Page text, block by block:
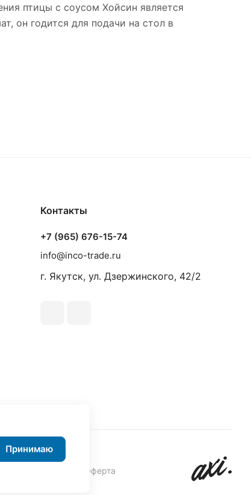
птицы с соусом Хойсин является
он годится для подачи на стол в
Контакты
+7 (965) 676-15-74
info@inco-trade.ru
г. Якутск, ул. Дзержинского, 42/2
Оферта
Принимаю